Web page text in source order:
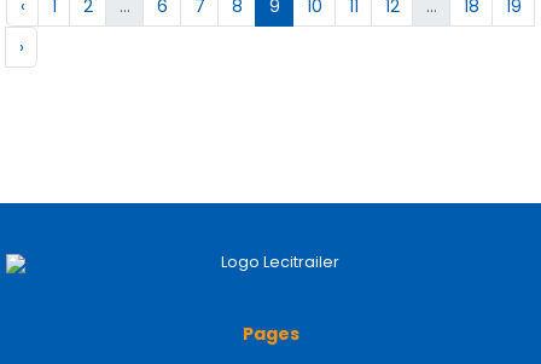
‹ 1 2 ... 6 7 8 9 10 11 12 ... 18
19
›
Pages